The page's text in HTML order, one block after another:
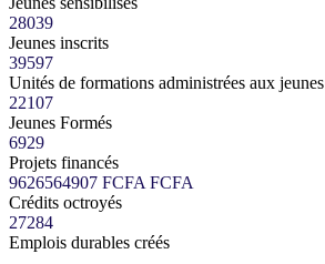
28039
Jeunes inscrits
39597
Unités de formations administrées aux jeunes
22107
Jeunes Formés
6929
Projets financés
9626564907 FCFA FCFA
Crédits octroyés
27284
Emplois durables créés